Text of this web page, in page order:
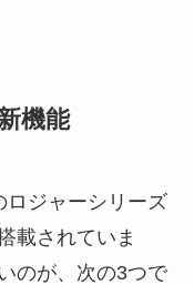
機能
ロジャーシリーズ
載されていま
のが、次の3つで